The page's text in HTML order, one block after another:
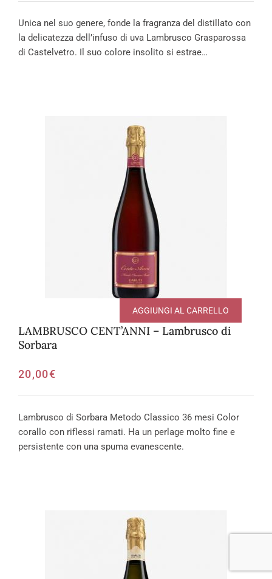
Unica nel suo genere, fonde la fragranza del distillato con
la delicatezza dell’infuso di uva Lambrusco Grasparossa
di Castelvetro. Il suo colore insolito si estrae…
LAMBRUSCO CENT’ANNI – Lambrusco di
Sorbara
20,00€
AGGIUNGI AL CARRELLO
Lambrusco di Sorbara Metodo Classico 36 mesi Color
corallo con riflessi ramati. Ha un perlage molto fine e
persistente con una spuma evanescente.